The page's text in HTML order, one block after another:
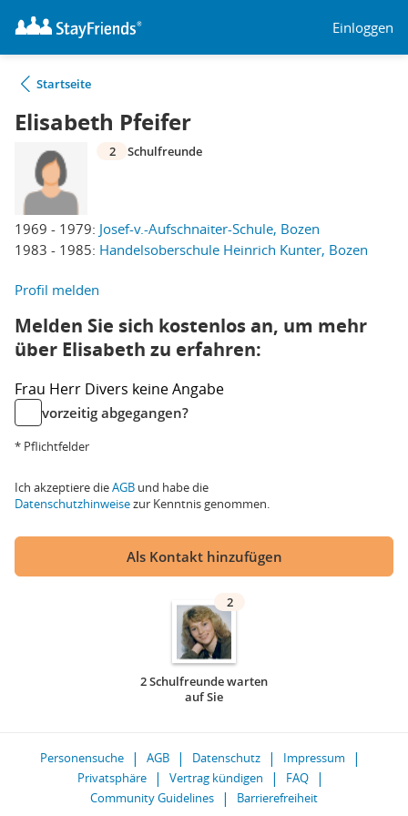
Einloggen
Startseite
Elisabeth Pfeifer
1969 - 1979: Josef-v.-Aufschnaiter-Schule, Bozen
1983 - 1985: Handelsoberschule Heinrich Kunter, Bozen
2 Schulfreunde
Profil melden
Melden Sie sich kostenlos an, um mehr
über Elisabeth zu erfahren:
Frau Herr Divers keine Angabe
vorzeitig abgegangen?
* Pflichtfelder
Ich akzeptiere dieAGB und habe die
Datenschutzhinweisezur Kenntnis genommen.
Als Kontakt hinzufügen
2
2 Schulfreunde warten
auf Sie
Personensuche AGB Datenschutz
Impressum
Privatsphäre
Vertrag kündigen
FAQ
Community Guidelines
Barrierefreiheit